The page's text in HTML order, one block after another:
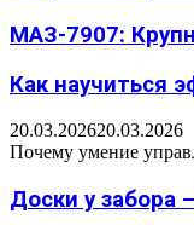
МАЗ-7907:
Как научиться
20.03.202620.03.2026
Почему умение
Доски у забора